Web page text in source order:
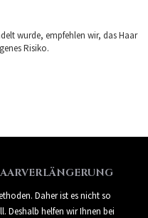
wurde, empfehlen wir, das Haar
Risiko.
Daher ist es nicht so
Deshalb helfen wir Ihnen bei